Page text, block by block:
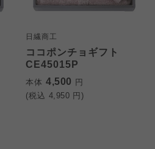
日繊商工
ココポンチョギフト
CE45015P
本体 4,500 円
(税込 4,950 円)